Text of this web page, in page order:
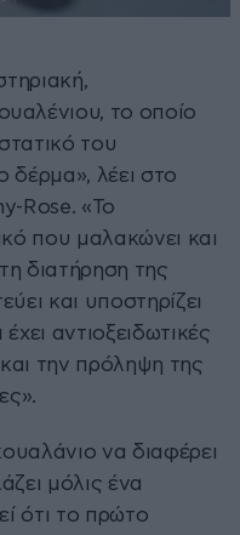
το οποίο
του
δέρμα», λέει στο
Rose. «Το
που μαλακώνει και
διατήρηση της
και υποστηρίζει
αντιοξειδωτικές
και την πρόληψη της
να διαφέρει
μόλις ένα
ότι το πρώτο